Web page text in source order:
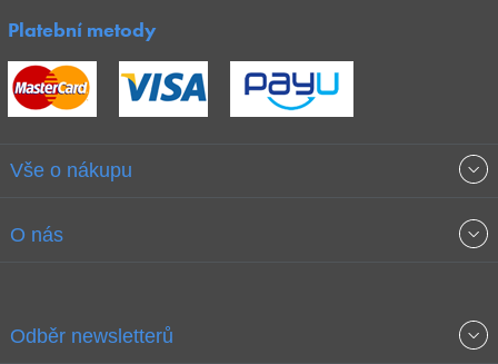
Platební metody
Vše o nákupu
Obchodní podmínky
O nás
Odběr newsletterů